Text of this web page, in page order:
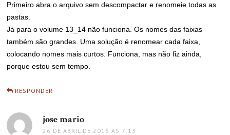
Primeiro abra o arquivo sem descompactar e renomeie todas as
pastas.
Já para o volume 13_14 não funciona. Os nomes das faixas
também são grandes. Uma solução é renomear cada faixa,
colocando nomes mais curtos. Funciona, mas não fiz ainda,
porque estou sem tempo.
RESPONDER
jose mario
26 DE ABRIL DE 2016 ÀS 7:13